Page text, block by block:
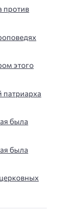
против
этого
была
была